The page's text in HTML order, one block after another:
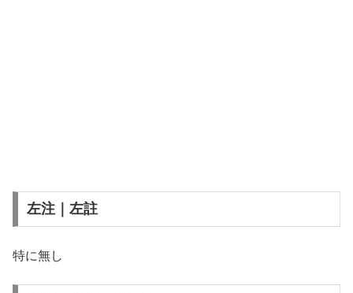
左注｜左註
特に無し